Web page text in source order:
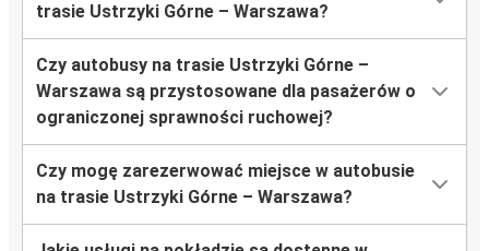
trasie Ustrzyki Górne – Warszawa?
Czy autobusy na trasie Ustrzyki Górne –
Warszawa są przystosowane dla pasażerów o
ograniczonej sprawności ruchowej?
Czy mogę zarezerwować miejsce w autobusie
na trasie Ustrzyki Górne – Warszawa?